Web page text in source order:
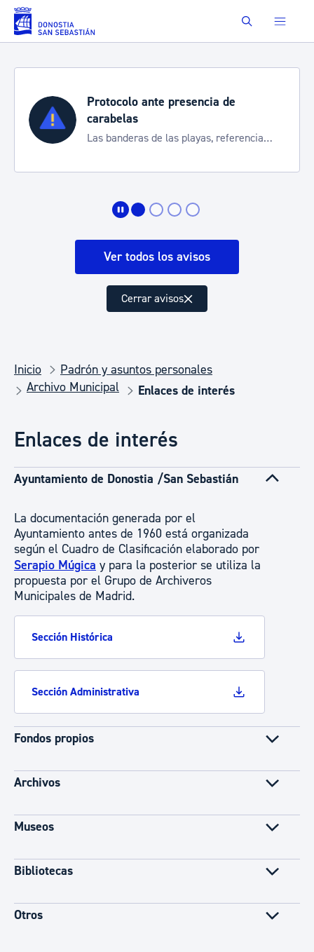
Saltar al contenido principal Buscar
Protocolo ante presencia de
carabelas
Las banderas de las playas, referencia
Ver todos los avisos
Cerrar avisos
Inicio
Padrón y asuntos personales
Archivo Municipal
Enlaces de interés
Enlaces de interés
Ayuntamiento de Donostia /San Sebastián
La documentación generada por el
Ayuntamiento antes de 1960 está organizada
según el Cuadro de Clasificación elaborado por
Serapio Múgica y para la posterior se utiliza la
propuesta por el Grupo de Archiveros
Municipales de Madrid.
Sección Histórica
Sección Administrativa
Fondos propios
Archivos
Museos
Bibliotecas
Otros